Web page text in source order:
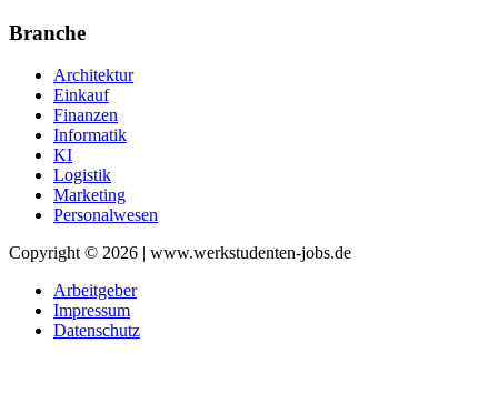
Branche
Architektur
Einkauf
Finanzen
Informatik
KI
Logistik
Marketing
Personalwesen
Copyright © 2026 | www.werkstudenten-jobs.de
Arbeitgeber
Impressum
Datenschutz